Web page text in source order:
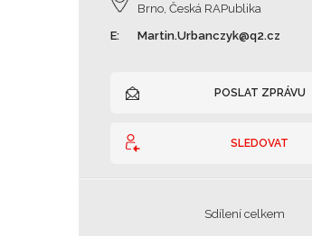
Brno, Česká RAPublika
E:
Martin.Urbanczyk@q2.cz
POSLAT ZPRÁVU
SLEDOVAT
Sdílení celkem